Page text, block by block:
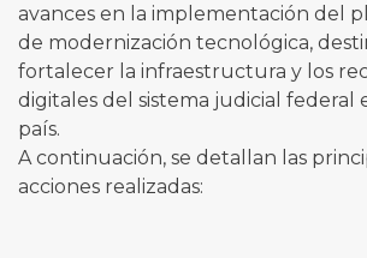
avances en la implementación del
de modernización tecnológica,
fortalecer la infraestructura y los
digitales del sistema judicial federal
país.
A continuación, se detallan las
acciones realizadas: